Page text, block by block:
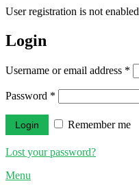
User registration is not enabled
Login
Username or email address *
Password *
Remember me
Lost your password?
Menu